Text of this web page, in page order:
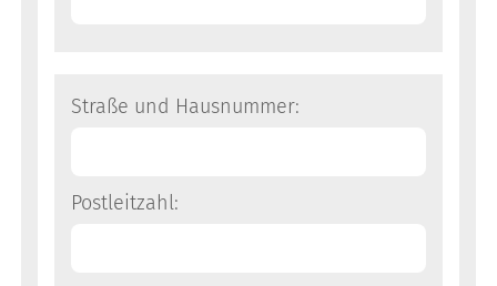
Straße und Hausnummer:
Postleitzahl: